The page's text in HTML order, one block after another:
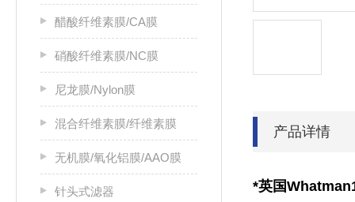
醋酸纤维素膜/CA膜
硝酸纤维素膜/NC膜
尼龙膜/Nylon膜
混合纤维素膜/纤维素膜
无机膜/氧化铝膜/AAO膜
针头式滤器
产品详情
*英国